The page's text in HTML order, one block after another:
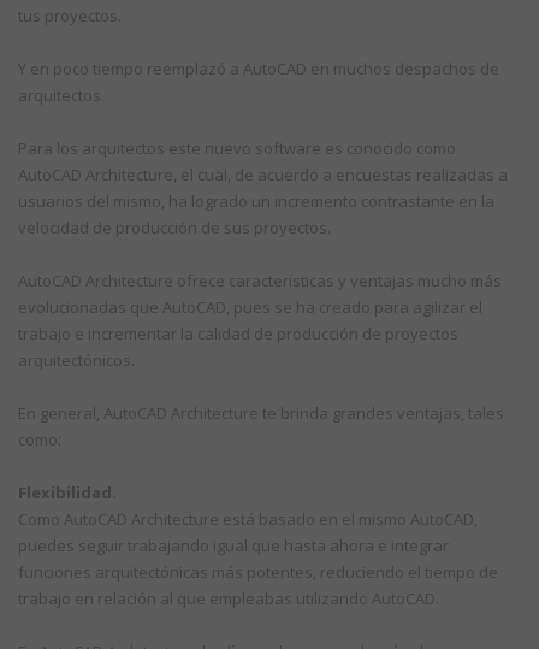
tus proyectos.
Y en poco tiempo reemplazó a AutoCAD en muchos despachos de
arquitectos.
Para los arquitectos este nuevo software es conocido como
AutoCAD Architecture, el cual, de acuerdo a encuestas realizadas a
usuarios del mismo, ha logrado un incremento contrastante en la
velocidad de producción de sus proyectos.
AutoCAD Architecture ofrece características y ventajas mucho más
evolucionadas que AutoCAD, pues se ha creado para agilizar el
trabajo e incrementar la calidad de producción de proyectos
arquitectónicos.
En general, AutoCAD Architecture te brinda grandes ventajas, tales
como:
Flexibilidad.
Como AutoCAD Architecture está basado en el mismo AutoCAD,
puedes seguir trabajando igual que hasta ahora e integrar
funciones arquitectónicas más potentes, reduciendo el tiempo de
trabajo en relación al que empleabas utilizando AutoCAD.